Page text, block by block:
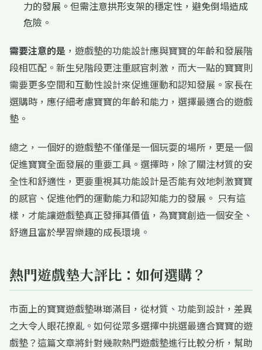
力的發展。但需注意拱形支架的穩定性，避免倒塌造成
危險。
需要注意的是 ，遊戲墊的功能設計應與寶寶的年齡和發展階
段相匹配。新生兒階段更注重感官刺激，而大一點的寶寶則
需要更多空間和互動性設計來促進運動和認知發展。家長在
選購時，應仔細考慮寶寶的年齡和能力，選擇最適合的遊戲
墊。
總之，一個好的遊戲墊不僅僅是一個玩耍的場所，更是一個
促進寶寶全面發展的重要工具。選擇時，除了關注材質的安
全性和舒適性，更要重視其功能設計是否能有效地刺激寶寶
的感官、促進他們的運動能力和認知能力的發展。 只有這
樣，才能讓遊戲墊真正發揮其價值，為寶寶創造一個安全、
舒適且富於學習樂趣的成長環境。
熱門遊戲墊大評比：如何選購？
市面上的寶寶遊戲墊琳瑯滿目，從材質、功能到設計，差異
之大令人眼花撩亂。如何從眾多選擇中挑選最適合寶寶的遊
戲墊？這篇文章將針對幾款熱門遊戲墊進行比較分析，幫助